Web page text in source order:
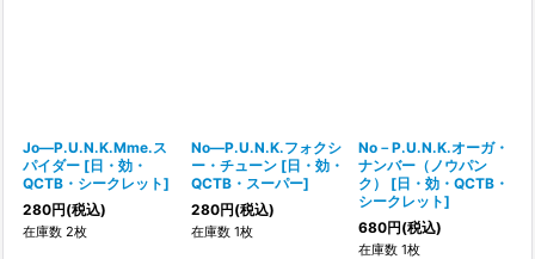
Jo―P.U.N.K.Mme.ス
パイダー [日・効・
QCTB・シークレット]
280円(税込)
在庫数 2枚
No―P.U.N.K.フォクシ
ー・チューン [日・効・
QCTB・スーパー]
280円(税込)
在庫数 1枚
No－P.U.N.K.オーガ・
ナンバー（ノウパン
ク）
[日・効・QCTB・
シークレット]
680円(税込)
在庫数 1枚